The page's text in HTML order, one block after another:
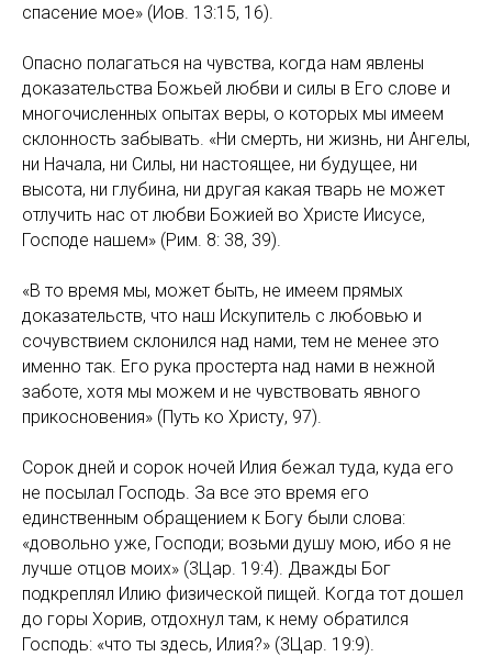
спасение мое» (Иов. 13:15, 16).
Опасно полагаться на чувства, когда нам явлены
доказательства Божьей любви и силы в Его слове и
многочисленных опытах веры, о которых мы имеем
склонность забывать. «Ни смерть, ни жизнь, ни Ангелы,
ни Начала, ни Силы, ни настоящее, ни будущее, ни
высота, ни глубина, ни другая какая тварь не может
отлучить нас от любви Божией во Христе Иисусе,
Господе нашем» (Рим. 8: 38, 39).
«В то время мы, может быть, не имеем прямых
доказательств, что наш Искупитель с любовью и
сочувствием склонился над нами, тем не менее это
именно так. Его рука простерта над нами в нежной
заботе, хотя мы можем и не чувствовать явного
прикосновения» (Путь ко Христу, 97).
Сорок дней и сорок ночей Илия бежал туда, куда его
не посылал Господь. За все это время его
единственным обращением к Богу были слова:
«довольно уже, Господи; возьми душу мою, ибо я не
лучше отцов моих» (3Цар. 19:4). Дважды Бог
подкреплял Илию физической пищей. Когда тот дошел
до горы Хорив, отдохнул там, к нему обратился
Господь: «что ты здесь, Илия?» (3Цар. 19:9).